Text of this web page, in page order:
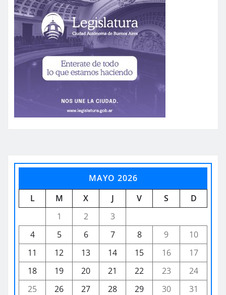
MAYO 2026
L
M X J V S
D
1
2
3
4
5 6 7 8 9
10
11
12 13 14 15 16
17
18
19 20 21 22 23
24
25
26 27 28 29 30
31